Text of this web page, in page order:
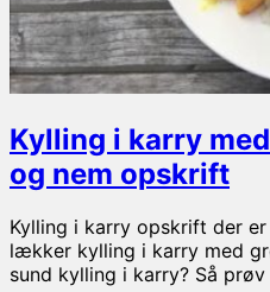
Kylling i karry
og nem opskrift
Kylling i karry opskrift der
lækker kylling i karry med
sund kylling i karry? Så prøv